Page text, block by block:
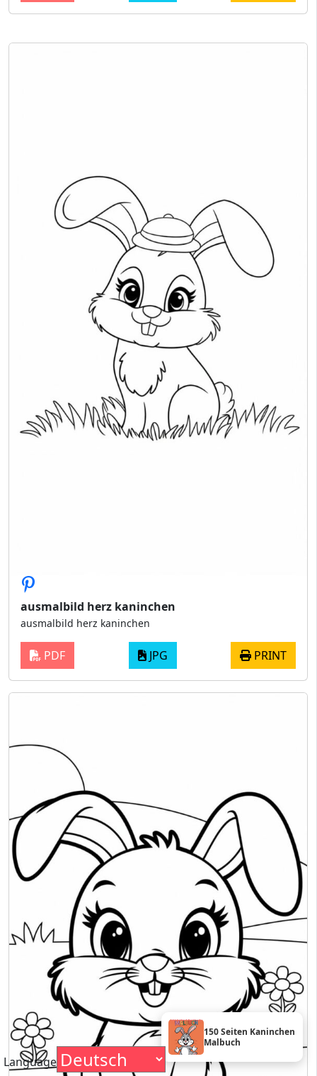
150 Seiten Kaninchen
Malbuch
ausmalbild herz kaninchen
ausmalbild herz kaninchen
PDF JPG PRINT
Language